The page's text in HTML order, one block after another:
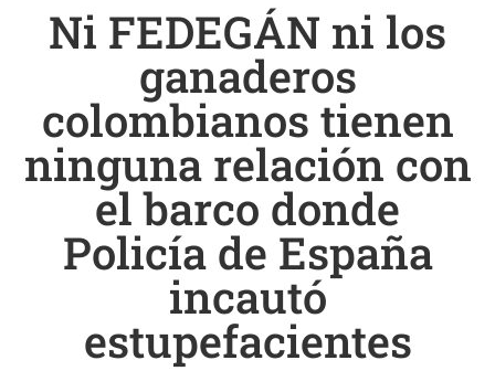
Ni FEDEGÁN ni los
ganaderos
colombianos tienen
ninguna relación con
el barco donde
Policía de España
incautó
estupefacientes